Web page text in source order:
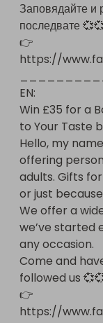
спонсори са
£1100, за да
🎁 Наградите
сигурност ще
Как да
Купете своя
ангелско
добрина.
❤️ Благодарим
действие и
голяма нужда!
EN: Share the
Dear Angels,
This year, for
our charity
important
donations to
and children’s
Заповядайте и
последвате
👉
https://
EN:
Win £35 for a
to Your Taste
Hello, my
offering
adults. Gifts
or just
We offer a
we’ve started
any occasion.
Come and
followed us
👉
https://